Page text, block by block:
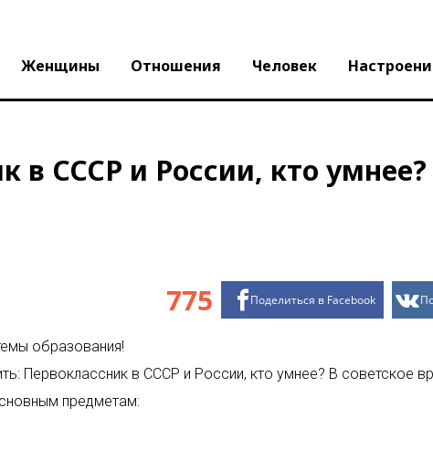
Женщины Отношения Человек
в СССР и России, кто
775 Поделиться в Facebook
образования!
Первоклассник в СССР и России, кто умнее? В советское
предметам: